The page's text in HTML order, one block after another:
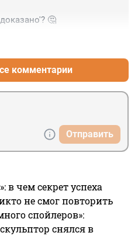
🤔
комментарии
Отправить
в чем секрет успеха
не смог повторить
спойлеров»:
снялся в